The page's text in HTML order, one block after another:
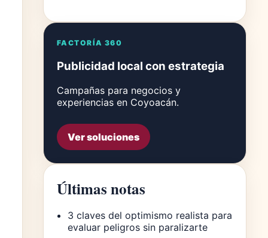
FACTORÍA 360
Publicidad local con estrategia
Campañas para negocios y
experiencias en Coyoacán.
Ver soluciones
Últimas notas
3 claves del optimismo realista para
evaluar peligros sin paralizarte